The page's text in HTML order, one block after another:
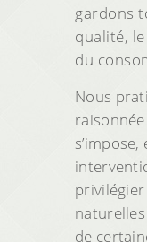
gardons
qualité,
du
Nous
de